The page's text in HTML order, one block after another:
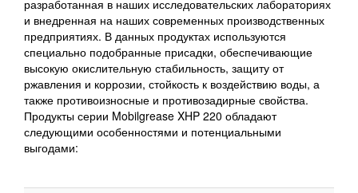
разработанная в наших исследовательских лабораториях
и внедренная на наших современных производственных
предприятиях. В данных продуктах используются
специально подобранные присадки, обеспечивающие
высокую окислительную стабильность, защиту от
ржавления и коррозии, стойкость к воздействию воды, а
также противоизносные и противозадирные свойства.
Продукты серии Mobilgrease XHP 220 обладают
следующими особенностями и потенциальными
выгодами: